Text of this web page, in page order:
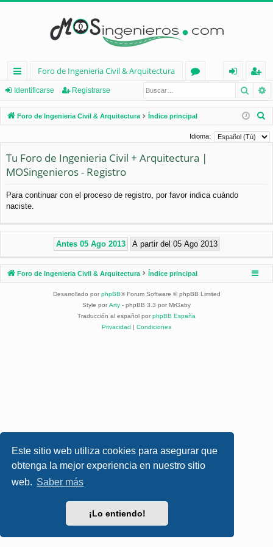
Este sitio web utiliza cookies para asegurar que
obtenga la mejor experiencia en nuestro sitio
web. Saber más
¡Lo entiendo!
nl
ac
es
pi
os
Foro de Ingenieria Civil & Arquitectura
os
nt
ifi
eg
ist
ra
Identificarse Registrarse
Foro de Ingenieria Civil & Arquitectura Índice principal
s
Idioma:
Tu Foro de Ingenieria Civil + Arquitectura |
MOSingenieros - Registro
Para continuar con el proceso de registro, por favor indica cuándo
naciste.
Foro de Ingenieria Civil & Arquitectura Índice principal
Desarrollado por phpBB® Forum Software © phpBB Limited
Style por Arty - phpBB 3.3 por MrGaby
Traducción al español por phpBB España
Privacidad | Condiciones